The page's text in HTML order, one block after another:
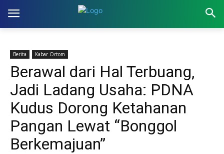
Berita Kabar Ortom
Berawal dari Hal Terbuang,
Jadi Ladang Usaha: PDNA
Kudus Dorong Ketahanan
Pangan Lewat “Bonggol
Berkemajuan”